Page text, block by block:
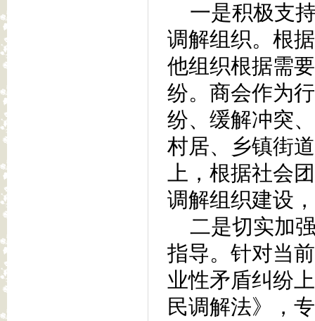
一是积极支
调解组织。根
他组织根据需
纷。商会作为
纷、缓解冲突
村居、乡镇街
上，根据社会
调解组织建设
二是切实加
指导。针对当
业性矛盾纠纷
民调解法》，